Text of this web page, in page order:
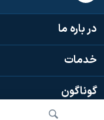
در باره ما
خدمات
گوناگون